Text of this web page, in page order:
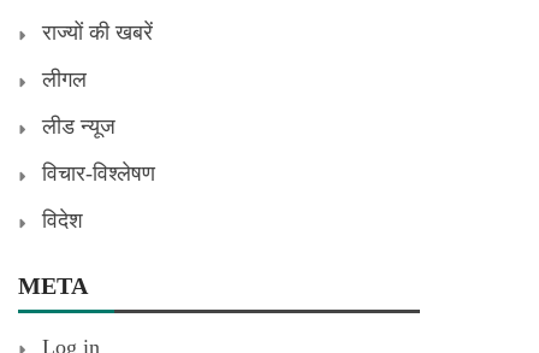
राज्यों की खबरें
लीगल
लीड न्यूज
विचार-विश्लेषण
विदेश
META
Log in